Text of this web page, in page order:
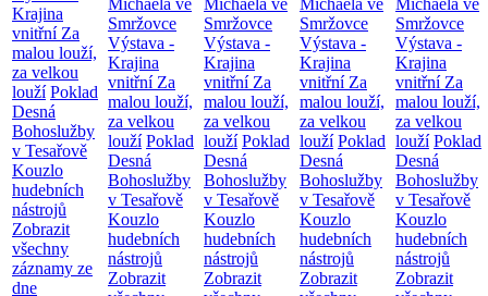
Krajina
vnitřní Za
malou louží,
za velkou
louží Poklad
Desná
Bohoslužby
v Tesařově
Kouzlo
hudebních
nástrojů
Zobrazit
všechny
záznamy ze
dne
Michaela ve
Smržovce
Výstava -
Krajina
vnitřní Za
malou louží,
za velkou
louží Poklad
Desná
Bohoslužby
v Tesařově
Kouzlo
hudebních
nástrojů
Zobrazit
Michaela ve
Smržovce
Výstava -
Krajina
vnitřní Za
malou louží,
za velkou
louží Poklad
Desná
Bohoslužby
v Tesařově
Kouzlo
hudebních
nástrojů
Zobrazit
Michaela ve
Smržovce
Výstava -
Krajina
vnitřní Za
malou louží,
za velkou
louží Poklad
Desná
Bohoslužby
v Tesařově
Kouzlo
hudebních
nástrojů
Zobrazit
Michaela ve
Smržovce
Výstava -
Krajina
vnitřní Za
malou louží,
za velkou
louží Poklad
Desná
Bohoslužby
v Tesařově
Kouzlo
hudebních
nástrojů
Zobrazit